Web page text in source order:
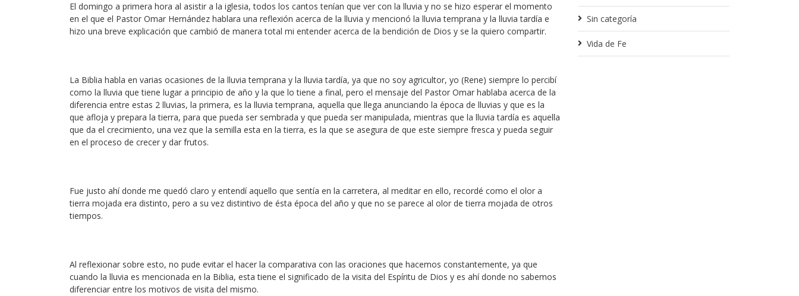
El domingo a primera hora al asistir a la iglesia, todos los cantos tenían que ver con la lluvia y no se hizo esperar el momento
en el que el Pastor Omar Hernández hablara una reflexión acerca de la lluvia y mencionó la lluvia temprana y la lluvia tardía e
hizo una breve explicación que cambió de manera total mi entender acerca de la bendición de Dios y se la quiero compartir.
La Biblia habla en varias ocasiones de la lluvia temprana y la lluvia tardía, ya que no soy agricultor, yo (Rene) siempre lo percibí
como la lluvia que tiene lugar a principio de año y la que lo tiene a final, pero el mensaje del Pastor Omar hablaba acerca de la
diferencia entre estas 2 lluvias, la primera, es la lluvia temprana, aquella que llega anunciando la época de lluvias y que es la
que afloja y prepara la tierra, para que pueda ser sembrada y que pueda ser manipulada, mientras que la lluvia tardía es aquella
que da el crecimiento, una vez que la semilla esta en la tierra, es la que se asegura de que este siempre fresca y pueda seguir
en el proceso de crecer y dar frutos.
Fue justo ahí donde me quedó claro y entendí aquello que sentía en la carretera, al meditar en ello, recordé como el olor a
tierra mojada era distinto, pero a su vez distintivo de ésta época del año y que no se parece al olor de tierra mojada de otros
tiempos.
Al reflexionar sobre esto, no pude evitar el hacer la comparativa con las oraciones que hacemos constantemente, ya que
cuando la lluvia es mencionada en la Biblia, esta tiene el significado de la visita del Espíritu de Dios y es ahí donde no sabemos
diferenciar entre los motivos de visita del mismo.
Sin categoría
Vida de Fe